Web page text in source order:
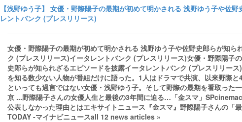
【浅野ゆう子】 女優・野際陽子の最期が初めて明かされる 浅野ゆう子や佐
レントバンク (プレスリリース)
女優・野際陽子の最期が初めて明かされる 浅野ゆう子や佐野史郎らが知
ク (プレスリリース)イータレントバンク (プレスリリース)女優・野際陽子
史郎らが知られざるエピソードを披露イータレントバンク (プレスリリー
を知る数少ない人物が番組だけに語った。1人はドラマで共演、以来野際
といっても過言ではない女優・浅野ゆう子。そして野際の最期を看取った
京 ...野際陽子さんの女優人生と最後の3年間に迫る…「金スマ」
公表しなかった理由とはエキサイトニュース『金スマ』野際陽子さんの「
TODAY -マイナビニュースall 12 news articles »